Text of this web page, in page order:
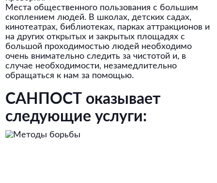
Места общественного пользования с большим
скоплением людей. В школах, детских садах,
кинотеатрах, библиотеках, парках аттракционов и
на других открытых и закрытых площадях с
большой проходимостью людей необходимо
очень внимательно следить за чистотой и, в
случае необходимости, незамедлительно
обращаться к нам за помощью.
САНПОСТ оказывает
следующие услуги: